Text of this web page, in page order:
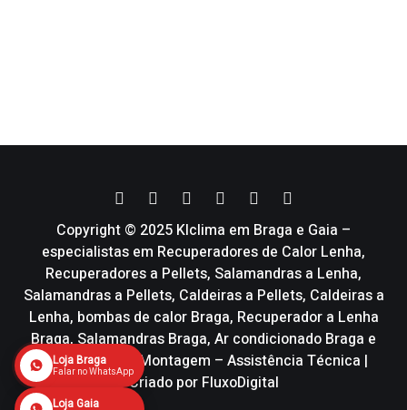
Copyright © 2025 Klclima em Braga e Gaia –
especialistas em Recuperadores de Calor Lenha,
Recuperadores a Pellets, Salamandras a Lenha,
Salamandras a Pellets, Caldeiras a Pellets, Caldeiras a
Lenha, bombas de calor Braga, Recuperador a Lenha
Braga, Salamandras Braga, Ar condicionado Braga e
Vmc | Venda – Montagem – Assistência Técnica |
Criado por FluxoDigital
Loja Braga
Falar no WhatsApp
Loja Gaia